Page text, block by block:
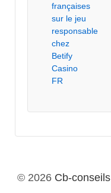
françaises
sur le jeu
responsable
chez
Betify
Casino
FR
© 2026Cb-conseils